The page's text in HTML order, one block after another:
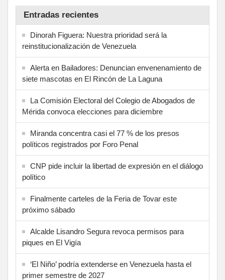
Entradas recientes
Dinorah Figuera: Nuestra prioridad será la
reinstitucionalización de Venezuela
Alerta en Bailadores: Denuncian envenenamiento de
siete mascotas en El Rincón de La Laguna
La Comisión Electoral del Colegio de Abogados de
Mérida convoca elecciones para diciembre
Miranda concentra casi el 77 % de los presos
políticos registrados por Foro Penal
CNP pide incluir la libertad de expresión en el diálogo
político
Finalmente carteles de la Feria de Tovar este
próximo sábado
Alcalde Lisandro Segura revoca permisos para
piques en El Vigía
‘El Niño’ podría extenderse en Venezuela hasta el
primer semestre de 2027